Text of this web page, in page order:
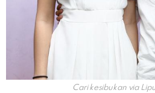
Cari kesibukan via